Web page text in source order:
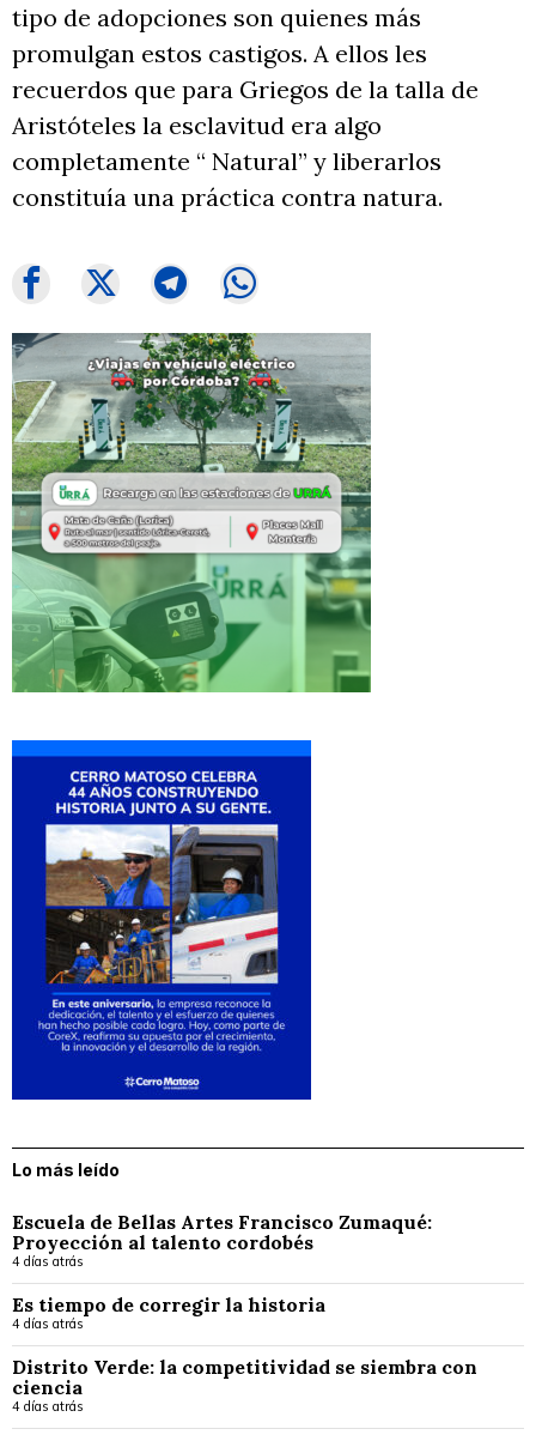
tipo de adopciones son quienes más
promulgan estos castigos. A ellos les
recuerdos que para Griegos de la talla de
Aristóteles la esclavitud era algo
completamente “ Natural” y liberarlos
constituía una práctica contra natura.
Lo más leído
Escuela de Bellas Artes Francisco Zumaqué:
Proyección al talento cordobés
4 días atrás
Es tiempo de corregir la historia
4 días atrás
Distrito Verde: la competitividad se siembra con
ciencia
4 días atrás